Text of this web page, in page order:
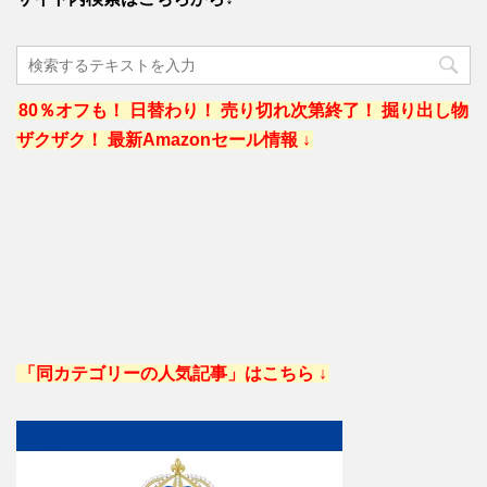
80％オフも！ 日替わり！ 売り切れ次第終了！ 掘り出し物
ザクザク！ 最新Amazonセール情報 ↓
「同カテゴリーの人気記事」はこちら ↓